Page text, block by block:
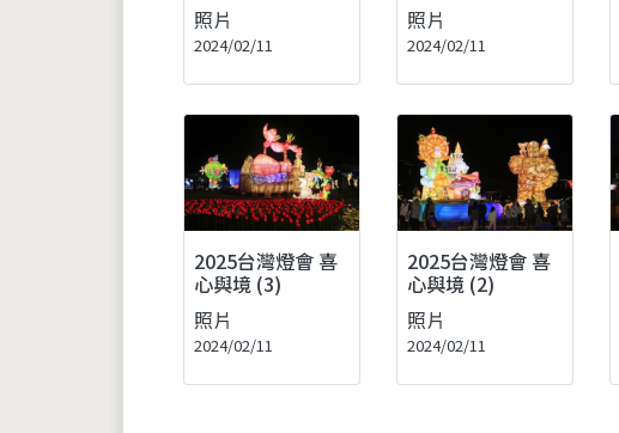
照片
2024/02/11
照片
2024/02/11
2025台灣燈會 喜
心與境 (3)
照片
2024/02/11
2025台灣燈會 喜
心與境 (2)
照片
2024/02/11